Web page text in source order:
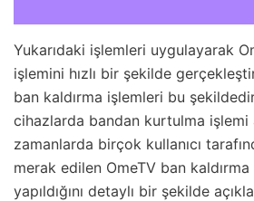
Yukarıdaki işlemleri uygulayarak
işlemini hızlı bir şekilde
ban kaldırma işlemleri bu
cihazlarda bandan kurtulma işlemi
zamanlarda birçok kullanıcı
merak edilen OmeTV ban kaldırma
yapıldığını detaylı bir şekilde